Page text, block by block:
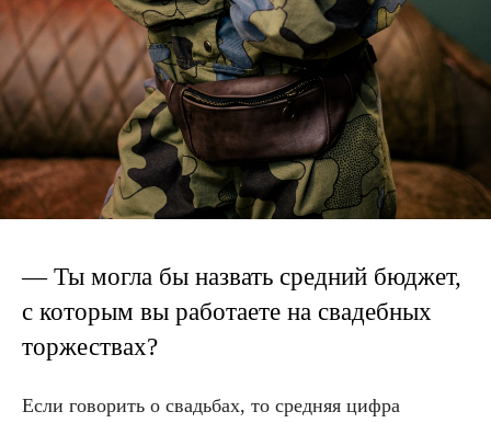
— Ты могла бы назвать средний бюджет,
с которым вы работаете на свадебных
торжествах?
Если говорить о свадьбах, то средняя цифра